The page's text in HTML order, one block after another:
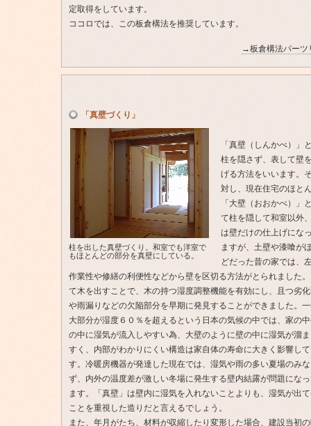
定取得をしています。
ココロでは、この板倉構法を推奨しています。
→板倉構法パーツ
「真壁づくり」
柱を出した真壁づくり。和室でも洋室で
もほとんどの部分を真壁にしている。
「真壁（しんかべ）」
柱を隠さず、表して壁
げる方法をいいます。
対し、現在住宅のほと
「大壁（おおかべ）」
て柱を隠して和室以外
は壁だけの仕上げにな
ますが、土壁や漆喰が
どだった昔の家では、
作業性や修繕の利便性などから壁を区切る方法がとられました
て木を出すことで、木の持つ湿度調整機能を有効にし、且つ劣
や雨漏りなどの欠陥部分を早期に発見することができました。
大部分が湿度６０％を超えるという日本の気候の中では、家の
の中に湿気が流入しやすい為、大壁のように壁の中に湿気が溜
すく、内部がわかりにくい構造は家自体の寿命に大きく影響し
す。冷暖房機器が発達した現在では、湿気や雨の多い夏場のみ
ず、内外の温度差が激しい冬場に発生する壁内結露が問題にな
ます。「真壁」は壁内に湿気を入れないことよりも、湿気が出
ことを重視した造りだと言えるでしょう。
また、年月がたち、材料が収縮したり変形した場合、建設当初